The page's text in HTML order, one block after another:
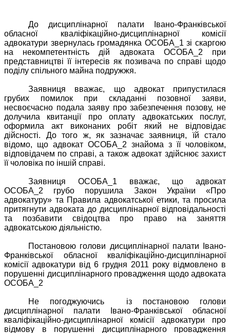
До дисциплінарної палати Івано-Франківської
обласної кваліфікаційно-дисциплінарної комісії
адвокатури звернулась громадянка ОСОБА_1 зі скаргою
на некомпетентність дій адвоката ОСОБА_2 при
представництві її інтересів як позивача по справі щодо
поділу спільного майна подружжя.
Заявниця вважає, що адвокат припустилася
грубих помилок при складанні позовної заяви,
несвоєчасно подала заяву про забезпечення позову, не
долучила квитанції про оплату адвокатських послуг,
оформила акт виконаних робіт який не відповідає
дійсності. До того ж, як зазначає заявниця, їй стало
відомо, що адвокат ОСОБА_2 знайома з її чоловіком,
відповідачем по справі, а також адвокат здійснює захист
її чоловіка по іншій справі.
Заявниця ОСОБА_1 вважає, що адвокат
ОСОБА_2 грубо порушила Закон України «Про
адвокатуру» та Правила адвокатської етики, та просила
притягнути адвоката до дисциплінарної відповідальності
та позбавити свідоцтва про право на заняття
адвокатською діяльністю.
Постановою голови дисциплінарної палати Івано-
Франківської обласної кваліфікаційно-дисциплінарної
комісії адвокатури від 6 грудня 2011 року відмовлено в
порушенні дисциплінарного провадження щодо адвоката
ОСОБА_2
Не погоджуючись
із постановою голови
дисциплінарної палати Івано-Франківської обласної
кваліфікаційно-дисциплінарної комісії адвокатури про
відмову в порушенні дисциплінарного провадження